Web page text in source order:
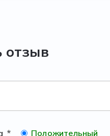
отзыв
* Положительный